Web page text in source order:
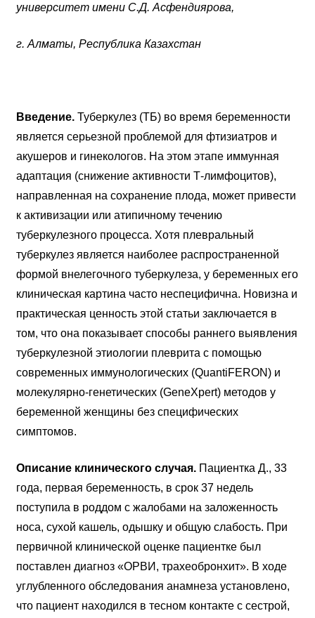
университет имени С.Д. Асфендиярова,
г. Алматы, Республика Казахстан
Введение.Туберкулез (ТБ) во время беременности
является серьезной проблемой для фтизиатров и
акушеров и гинекологов. На этом этапе иммунная
адаптация (снижение активности Т-лимфоцитов),
направленная на сохранение плода, может привести
к активизации или атипичному течению
туберкулезного процесса. Хотя плевральный
туберкулез является наиболее распространенной
формой внелегочного туберкулеза, у беременных его
клиническая картина часто неспецифична. Новизна и
практическая ценность этой статьи заключается в
том, что она показывает способы раннего выявления
туберкулезной этиологии плеврита с помощью
современных иммунологических (QuantiFERON) и
молекулярно-генетических (GeneXpert) методов у
беременной женщины без специфических
симптомов.
Описание клинического случая.Пациентка Д., 33
года, первая беременность, в срок 37 недель
поступила в роддом с жалобами на заложенность
носа, сухой кашель, одышку и общую слабость. При
первичной клинической оценке пациентке был
поставлен диагноз «ОРВИ, трахеобронхит». В ходе
углубленного обследования анамнеза установлено,
что пациент находился в тесном контакте с сестрой,